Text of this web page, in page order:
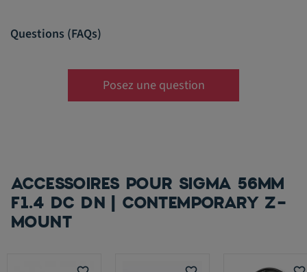
Questions (FAQs)
Posez une question
ACCESSOIRES POUR SIGMA 56MM
F1.4 DC DN | CONTEMPORARY Z-
MOUNT